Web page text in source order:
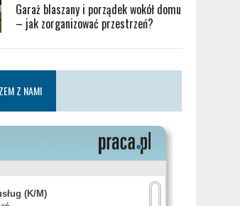
Garaż blaszany i porządek wokół domu
– jak zorganizować przestrzeń?
Z NAMI